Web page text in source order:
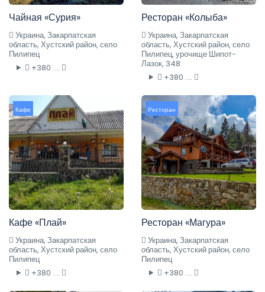
Чайная «Сурия»
Украина, Закарпатская
область, Хустский район, село
Пилипец
+380 ....
Ресторан «Колыба»
Украина, Закарпатская
область, Хустский район, село
Пилипец, урочище Шипот-
Лазок, 348
+380 ....
Кафе
Кафе «Плай»
Украина, Закарпатская
область, Хустский район, село
Пилипец
+380 ....
Ресторан
Ресторан «Магура»
Украина, Закарпатская
область, Хустский район, село
Пилипец
+380 ....